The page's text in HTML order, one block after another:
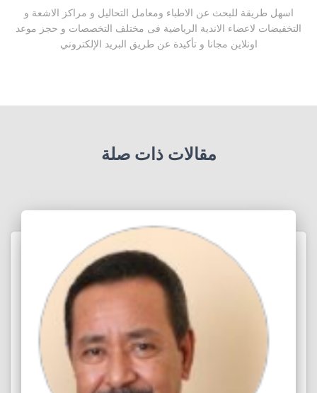
اسهل طريقة للبحث عن الاطباء ومعامل التحاليل و مراكز الاشعة و
التخفيضات لاعضاء الاندية الرياضية فى مختلف التخصصات و حجز موعد
اونلاين مجانا و تأكيدة عن طريق البريد الإلكتروني
مقالات ذات صلة